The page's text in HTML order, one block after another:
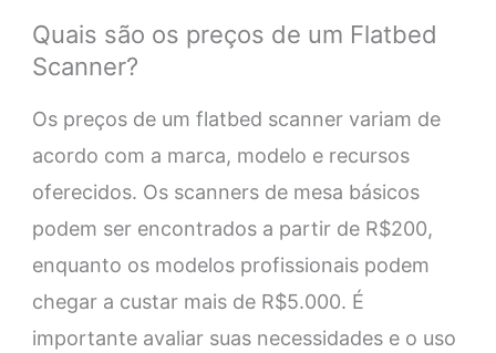
Quais são os preços de um Flatbed
Scanner?
Os preços de um flatbed scanner variam de
acordo com a marca, modelo e recursos
oferecidos. Os scanners de mesa básicos
podem ser encontrados a partir de R$200,
enquanto os modelos profissionais podem
chegar a custar mais de R$5.000. É
importante avaliar suas necessidades e o uso